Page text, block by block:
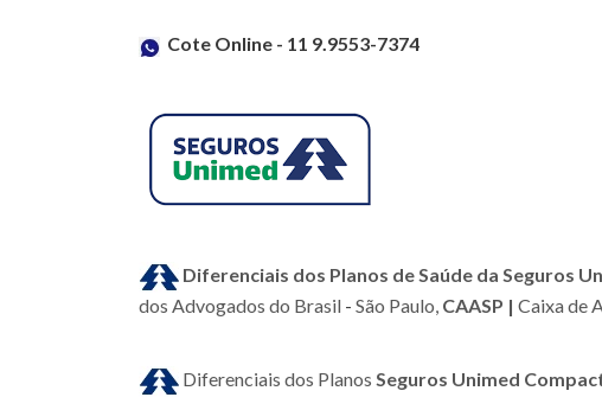
Cote Online - 11 9.9553-7374
Diferenciais dos Planos de Saúde da Seguros
dos Advogados do Brasil - São Paulo, CAASP | Caixa de
Diferenciais dos Planos Seguros Unimed